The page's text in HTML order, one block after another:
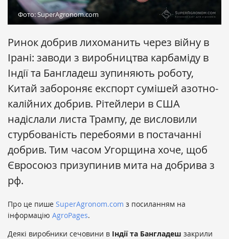
Фото: SuperAgronom.com
Ринок добрив лихоманить через війну в
Ірані: заводи з виробництва карбаміду в
Індії та Бангладеш зупиняють роботу,
Китай забороняє експорт сумішей азотно-
калійних добрив. Рітейлери в США
надіслали листа Трампу, де висловили
стурбованість перебоями в постачанні
добрив. Тим часом Угорщина хоче, щоб
Євросоюз призупинив мита на добрива з
рф.
Про це пише SuperAgronom.com з посиланням на
інформацію AgroPages.
Деякі виробники сечовини в Індії та Бангладеш закрили